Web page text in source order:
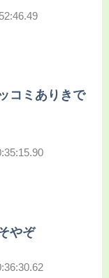
コミありきで
やぞ